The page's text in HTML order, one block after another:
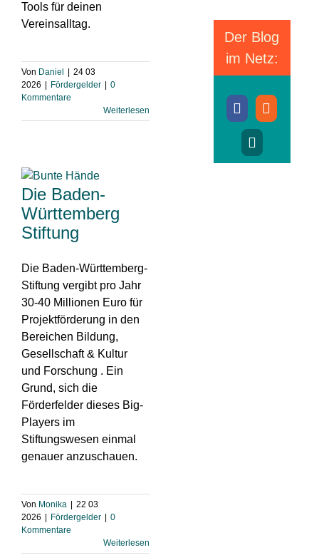
Tools für deinen
Vereinsalltag.
Von Daniel
24 03
2026
Fördergelder
0
Kommentare
Weiterlesen
Die Baden-
Württemberg
Stiftung
Die Baden-Württemberg-
Stiftung vergibt pro Jahr
30-40 Millionen Euro für
Projektförderung in den
Bereichen Bildung,
Gesellschaft & Kultur
und Forschung . Ein
Grund, sich die
Förderfelder dieses Big-
Players im
Stiftungswesen einmal
genauer anzuschauen.
Von Monika
22 03
2026
Fördergelder
0
Kommentare
Weiterlesen
Der Blog
im Netz: